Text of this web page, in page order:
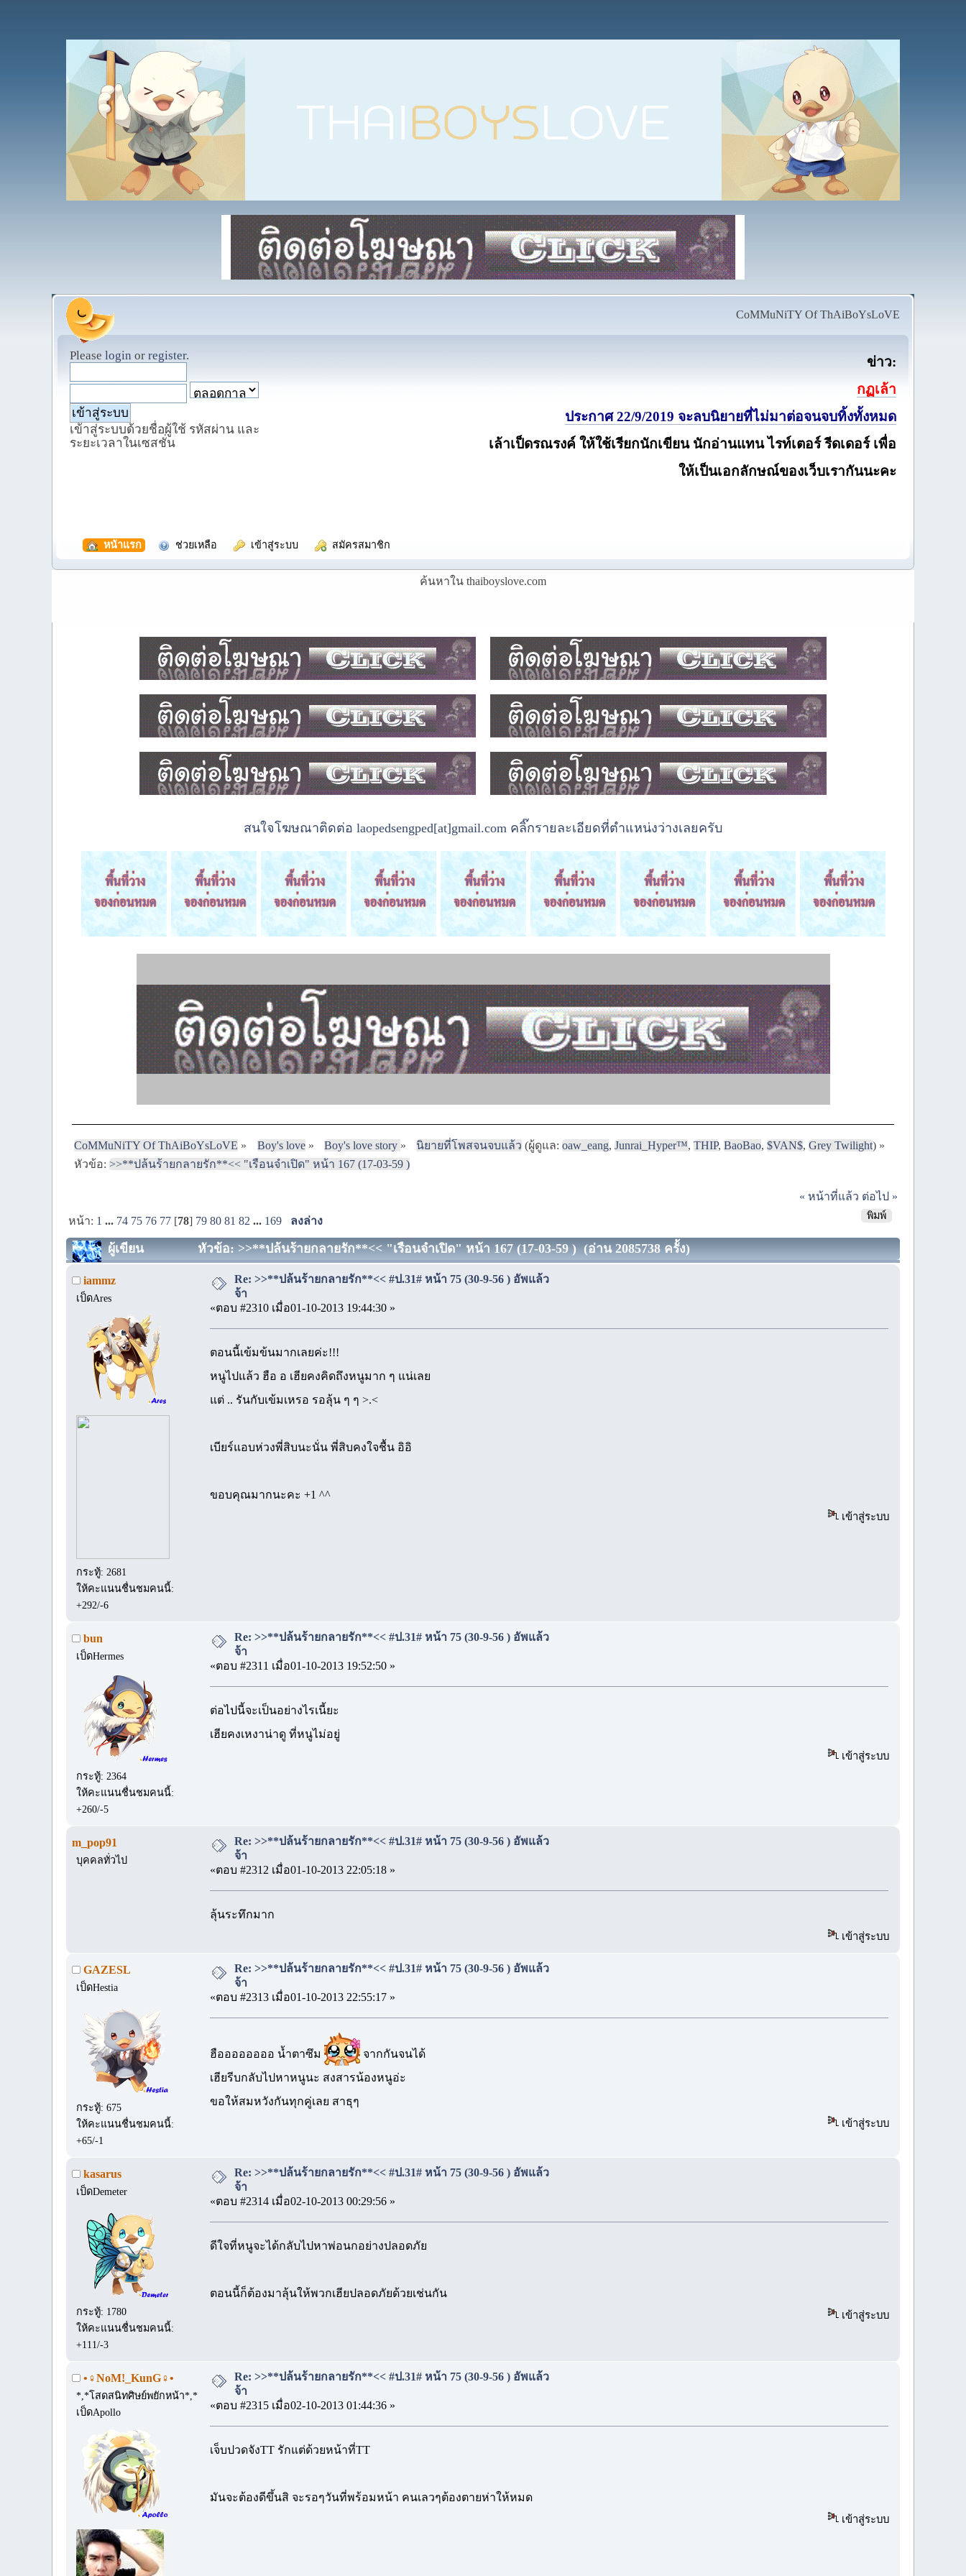
CoMMuNiTY Of ThAiBoYsLoVE
Please login or register.
เข้าสู่ระบบด้วยชื่อผู้ใช้ รหัสผ่าน และ
ระยะเวลาในเซสชั่น
ข่าว:
กฏเล้า
ประกาศ 22/9/2019 จะลบนิยายที่ไม่มาต่อจนจบทิ้งทั้งหมด
เล้าเป็ดรณรงค์ ให้ใช้เรียกนักเขียน นักอ่านแทน ไรท์เตอร์ รีดเดอร์ เพื่อ
ให้เป็นเอกลักษณ์ของเว็บเรากันนะคะ
หน้าแรก ช่วยเหลือ เข้าสู่ระบบ สมัครสมาชิก
ค้นหาใน thaiboyslove.com
สนใจโฆษณาติดต่อ laopedsengped[at]gmail.com คลิ๊กรายละเอียดที่ตำแหน่งว่างเลยครับ
CoMMuNiTY Of ThAiBoYsLoVE » Boy's love» Boy's love story » นิยายที่โพสจนจบแล้ว (ผู้ดูแล:oaw_eang,Junrai_Hyper™,THIP,BaoBao,$VAN$,Grey Twilight) »
หัวข้อ:>>**ปล้นร้ายกลายรัก**<< "เรือนจำเปิด" หน้า 167 (17-03-59 )
« หน้าที่แล้ว ต่อไป »
พิมพ์
หน้า: 1 ... 74 75 76 77 [78] 79 80 81 82 ... 169 ลงล่าง
ผู้เขียน หัวข้อ: >>**ปล้นร้ายกลายรัก**<< "เรือนจำเปิด" หน้า 167 (17-03-59 ) (อ่าน 2085738 ครั้ง)
iammz
เป็ดAres
กระทู้: 2681
ให้คะแนนชื่นชมคนนี้:
+292/-6
Re: >>**ปล้นร้ายกลายรัก**<< #ป.31# หน้า 75 (30-9-56 ) อัพแล้ว
จ้า
«ตอบ #2310 เมื่อ01-10-2013 19:44:30 »
ตอนนี้เข้มข้นมากเลยค่ะ!!!
หนูไปแล้ว ฮือ อ เฮียคงคิดถึงหนูมาก ๆ แน่เลย
แต่ .. รันกับเข้มเหรอ รอลุ้น ๆ ๆ >.<
เบียร์แอบห่วงพี่สิบนะนั่น พี่สิบคงใจชื้น อิอิ
ขอบคุณมากนะคะ +1 ^^
เข้าสู่ระบบ
bun
เป็ดHermes
กระทู้: 2364
ให้คะแนนชื่นชมคนนี้:
+260/-5
Re: >>**ปล้นร้ายกลายรัก**<< #ป.31# หน้า 75 (30-9-56 ) อัพแล้ว
จ้า
«ตอบ #2311 เมื่อ01-10-2013 19:52:50 »
ต่อไปนี้จะเป็นอย่างไรเนี้ยะ
เฮียคงเหงาน่าดู ที่หนูไม่อยู่
เข้าสู่ระบบ
m_pop91
บุคคลทั่วไป
Re: >>**ปล้นร้ายกลายรัก**<< #ป.31# หน้า 75 (30-9-56 ) อัพแล้ว
จ้า
«ตอบ #2312 เมื่อ01-10-2013 22:05:18 »
ลุ้นระทึกมาก
เข้าสู่ระบบ
GAZESL
เป็ดHestia
กระทู้: 675
ให้คะแนนชื่นชมคนนี้:
+65/-1
Re: >>**ปล้นร้ายกลายรัก**<< #ป.31# หน้า 75 (30-9-56 ) อัพแล้ว
จ้า
«ตอบ #2313 เมื่อ01-10-2013 22:55:17 »
ฮืออออออออ น้ำตาซึม
จากกันจนได้
เฮียรีบกลับไปหาหนูนะ สงสารน้องหนูอ่ะ
ขอให้สมหวังกันทุกคู่เลย สาธุๆ
เข้าสู่ระบบ
kasarus
เป็ดDemeter
กระทู้: 1780
ให้คะแนนชื่นชมคนนี้:
+111/-3
Re: >>**ปล้นร้ายกลายรัก**<< #ป.31# หน้า 75 (30-9-56 ) อัพแล้ว
จ้า
«ตอบ #2314 เมื่อ02-10-2013 00:29:56 »
ดีใจที่หนูจะได้กลับไปหาพ่อนกอย่างปลอดภัย
ตอนนี้ก็ต้องมาลุ้นให้พวกเฮียปลอดภัยด้วยเช่นกัน
เข้าสู่ระบบ
•♀NoM!_KunG♀•
*,*โสดสนิทศิษย์พยักหน้า*,*
เป็ดApollo
Re: >>**ปล้นร้ายกลายรัก**<< #ป.31# หน้า 75 (30-9-56 ) อัพแล้ว
จ้า
«ตอบ #2315 เมื่อ02-10-2013 01:44:36 »
เจ็บปวดจังTT รักแต่ด้วยหน้าที่TT
มันจะต้องดีขึ้นสิ จะรอๆวันที่พร้อมหน้า คนเลวๆต้องตายห่าให้หมด
เข้าสู่ระบบ